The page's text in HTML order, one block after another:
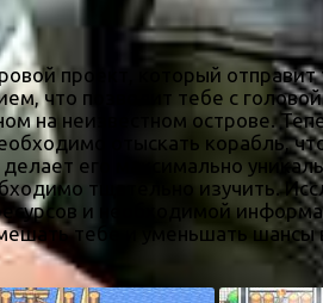
проект, который
что позволит тебе с
на неизвестном острове.
отыскать корабль,
его максимально
тщательно изучить.
и необходимой
тебе и уменьшать